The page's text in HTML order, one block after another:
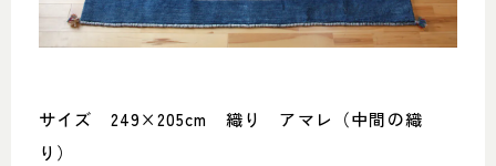
サイズ 249×205cm 織り アマレ（中間の織
り）